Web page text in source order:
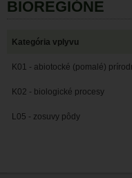
BIOREGIÓNE
Kategória vplyvu
K01 - abiotocké (pomalé)
K02 - biologické procesy
L05 - zosuvy pôdy